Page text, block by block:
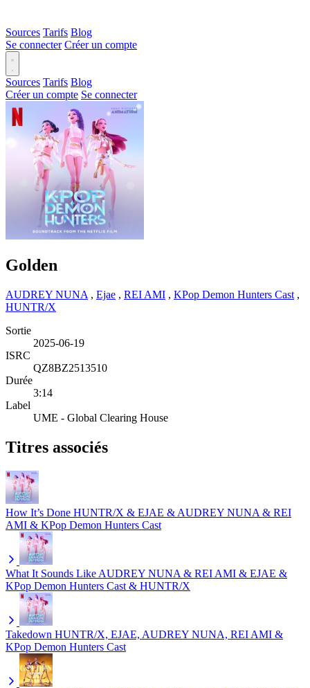
Sources Tarifs Blog
Se connecter Créer un compte
Sources Tarifs Blog
Créer un compte Se connecter
Golden
AUDREY NUNA , Ejae , REI AMI , KPop Demon Hunters Cast ,
HUNTR/X
Sortie
2025-06-19
ISRC
QZ8BZ2513510
Durée
3:14
Label
UME - Global Clearing House
Titres associés
How It’s Done HUNTR/X & EJAE & AUDREY NUNA & REI
AMI & KPop Demon Hunters Cast
What It Sounds Like AUDREY NUNA & REI AMI & EJAE &
KPop Demon Hunters Cast & HUNTR/X
Takedown HUNTR/X, EJAE, AUDREY NUNA, REI AMI &
KPop Demon Hunters Cast